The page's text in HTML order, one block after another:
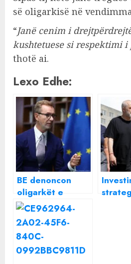
së oligarkisë në
“Janë cenim i
kushtetuese si respektimi
thotë ai.
Lexo Edhe:
BE denoncon
oligarkët e
qeverisë: Ligji i
Investimeve
Strategjike,
KORRUPTIV